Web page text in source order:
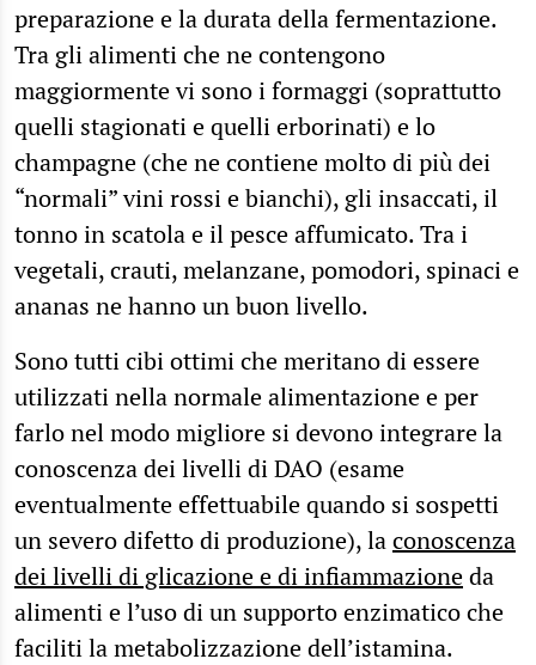
preparazione e la durata della fermentazione.
Tra gli alimenti che ne contengono
maggiormente vi sono i formaggi (soprattutto
quelli stagionati e quelli erborinati) e lo
champagne (che ne contiene molto di più dei
“normali” vini rossi e bianchi), gli insaccati, il
tonno in scatola e il pesce affumicato. Tra i
vegetali, crauti, melanzane, pomodori, spinaci e
ananas ne hanno un buon livello.
Sono tutti cibi ottimi che meritano di essere
utilizzati nella normale alimentazione e per
farlo nel modo migliore si devono integrare la
conoscenza dei livelli di DAO (esame
eventualmente effettuabile quando si sospetti
un severo difetto di produzione), laconoscenza
dei livelli di glicazione e di infiammazioneda
alimenti e l’uso di un supporto enzimatico che
faciliti la metabolizzazione dell’istamina.